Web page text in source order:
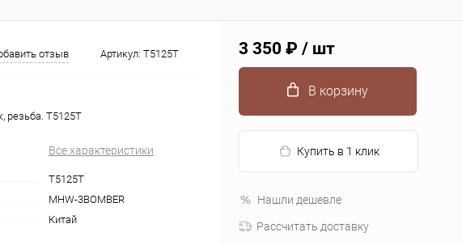
отзыв Артикул: T5125T
резьба. T5125T
Все характеристики
T5125T
MHW-3BOMBER
Китай
3 350 ₽ / шт
В корзину
Купить в 1 клик
Нашли дешевле
Рассчитать доставку